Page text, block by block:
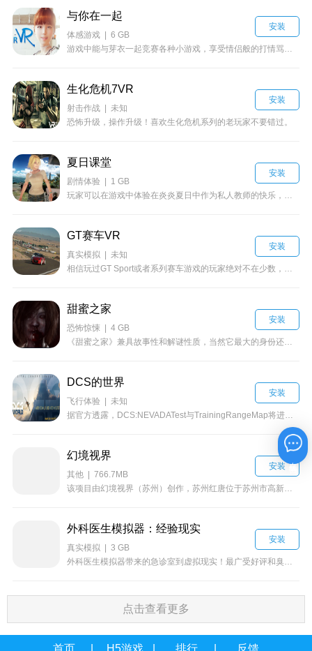
与你在一起
体感游戏 | 6 GB
安装
生化危机7VR
射击作战 | 未知
恐怖升级，操作升级！喜欢生化危机系列的老玩家不要错过。
安装
夏日课堂
剧情体验 | 1 GB
安装
GT赛车VR
真实模拟 | 未知
安装
甜蜜之家
恐怖惊悚 | 4 GB
安装
DCS的世界
飞行体验 | 未知
安装
幻境视界
其他 | 766.7MB
安装
外科医生模拟器：经验现实
真实模拟 | 3 GB
安装
点击查看更多
首页 H5游戏 排行 反馈